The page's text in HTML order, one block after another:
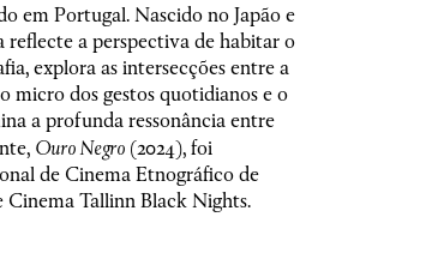
em Portugal. Nascido no Japão e
reflecte a perspectiva de habitar o
explora as intersecções entre a
micro dos gestos quotidianos e o
a profunda ressonância entre
Ouro Negro (2024), foi
de Cinema Etnográfico de
Cinema Tallinn Black Nights.